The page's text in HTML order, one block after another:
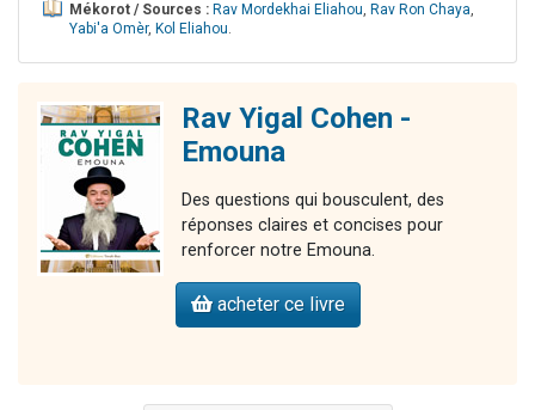
Mékorot / Sources : Rav Mordekhai Eliahou, Rav Ron Chaya,
Yabi'a Omèr, Kol Eliahou.
Rav Yigal Cohen -
Emouna
Des questions qui bousculent, des
réponses claires et concises pour
renforcer notre Emouna.
acheter ce livre